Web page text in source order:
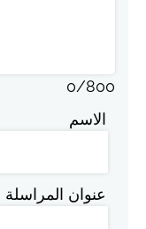
0/800
الاسم
عنوان المراسلة